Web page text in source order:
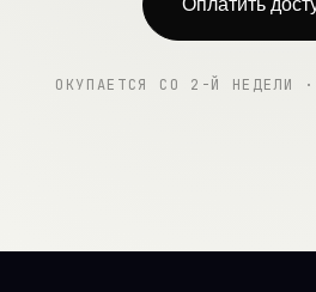
ОКУПАЕТСЯ СО 2-Й НЕДЕЛИ